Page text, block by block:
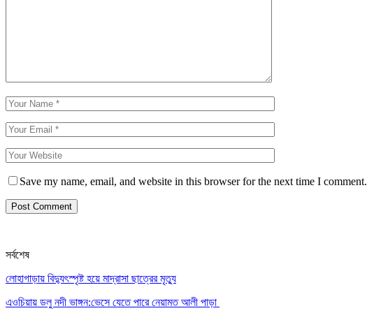
Save my name, email, and website in this browser for the next time I comment.
সর্বশেষ
লোহাগাড়ায় বিদ্যুৎস্পৃষ্ট হয়ে মাদ্রাসা ছাত্রের মৃত্যু
এওচিয়ায় ডলু নদী ভাঙ্গন:ভেসে যেতে পারে নেয়ামত আলী পাড়া